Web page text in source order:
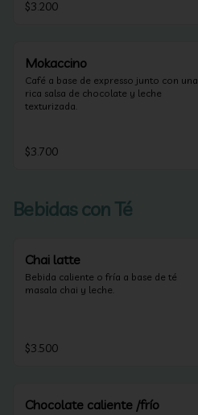
$3.200
Mokaccino
Café a base de expresso junto con una
rica salsa de chocolate y leche
texturizada.
$3.700
Bebidas con Té
Chai latte
Bebida caliente o fría a base de té
masala chai y leche.
$3.500
Chocolate caliente /frío